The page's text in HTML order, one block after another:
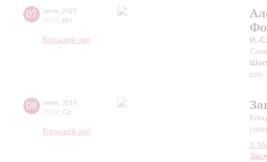
07 июля 2015
20:00 Вт
Большой зал
И.-
08 июля 2015
20:00 Ср
Большой зал
X